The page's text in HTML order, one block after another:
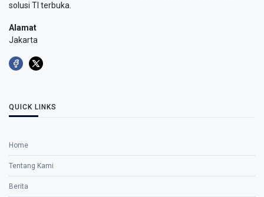
solusi TI terbuka.
Alamat
Jakarta
QUICK LINKS
Home
Tentang Kami
Berita